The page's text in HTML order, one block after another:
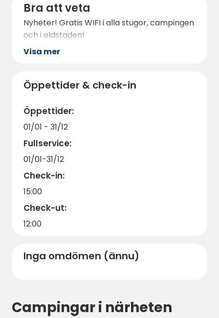
Bra att veta
Nyheter! Gratis WIFI i alla stugor, campingen
och i eldstaden!
Visa mer
Öppettider & check-in
Öppettider:
01/01 - 31/12
Fullservice:
01/01-31/12
Check-in:
15:00
Check-ut:
12:00
Inga omdömen (ännu)
Campingar i närheten